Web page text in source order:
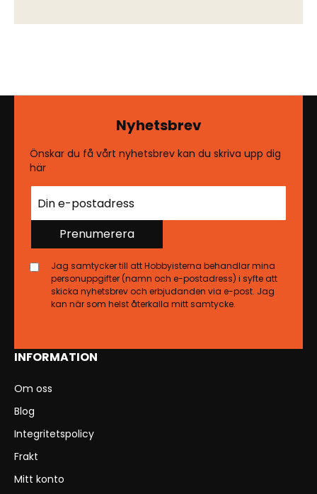
INFORMATION
Om oss
Blog
Integritetspolicy
Frakt
Mitt konto
Nyhetsbrev
Önskar du få vårt nyhetsbrev kan du skriva upp dig
här
Prenumerera
Jag samtycker till att Hobbyisterna behandlar mina
personuppgifter (namn och e-postadress) i syfte att
skicka nyhetsbrev och erbjudanden via e-post. Jag
kan när som helst återkalla mitt samtycke.